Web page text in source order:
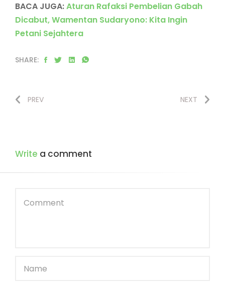
BACA JUGA:Aturan Rafaksi Pembelian Gabah
Dicabut, Wamentan Sudaryono: Kita Ingin
Petani Sejahtera
SHARE:
PREV NEXT
Write a comment